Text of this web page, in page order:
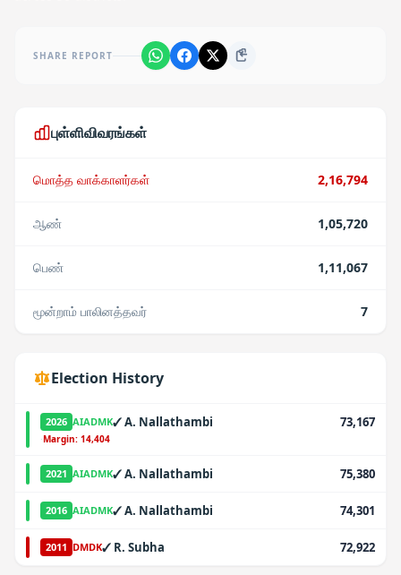
SHARE REPORT
புள்ளிவிவரங்கள்
மொத்த வாக்காளர்கள் 2,16,794
ஆண் 1,05,720
பெண் 1,11,067
மூன்றாம் பாலினத்தவர் 7
Election History
2026 AIADMK✓A. Nallathambi 73,167
·Margin: 14,404
2021 AIADMK✓A. Nallathambi 75,380
2016 AIADMK✓A. Nallathambi 74,301
2011 DMDK✓ R. Subha 72,922